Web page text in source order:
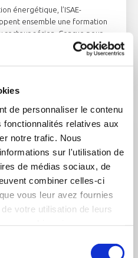
de personnaliser le contenu
relatives aux
notre trafic. Nous
sur l'utilisation de
de médias sociaux, de
combiner celles-ci
vous leur avez fournies
votre utilisation de leurs
énergétique, l’ISAE-
ensemble une formation
secteur aérien. Conçue pour
de la filière, cette formation
d’accélérer la transition